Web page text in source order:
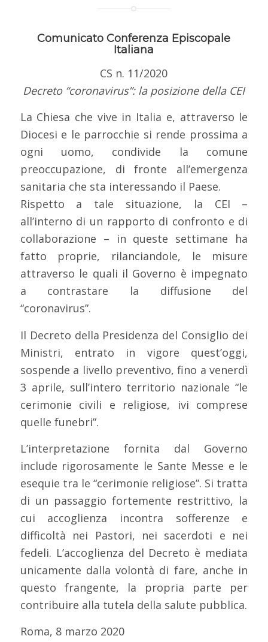
Comunicato Conferenza Episcopale
Italiana
CS n. 11/2020
Decreto “coronavirus”: la posizione della CEI
La Chiesa che vive in Italia e, attraverso le
Diocesi e le parrocchie si rende prossima a
ogni uomo, condivide la comune
preoccupazione, di fronte all’emergenza
sanitaria che sta interessando il Paese.
Rispetto a tale situazione, la CEI –
all’interno di un rapporto di confronto e di
collaborazione – in queste settimane ha
fatto proprie, rilanciandole, le misure
attraverso le quali il Governo è impegnato
a contrastare la diffusione del
“coronavirus”.
Il Decreto della Presidenza del Consiglio dei
Ministri, entrato in vigore quest’oggi,
sospende a livello preventivo, fino a venerdì
3 aprile, sull’intero territorio nazionale “le
cerimonie civili e religiose, ivi comprese
quelle funebri”.
L’interpretazione fornita dal Governo
include rigorosamente le Sante Messe e le
esequie tra le “cerimonie religiose”. Si tratta
di un passaggio fortemente restrittivo, la
cui accoglienza incontra sofferenze e
difficoltà nei Pastori, nei sacerdoti e nei
fedeli. L’accoglienza del Decreto è mediata
unicamente dalla volontà di fare, anche in
questo frangente, la propria parte per
contribuire alla tutela della salute pubblica.
Roma, 8 marzo 2020